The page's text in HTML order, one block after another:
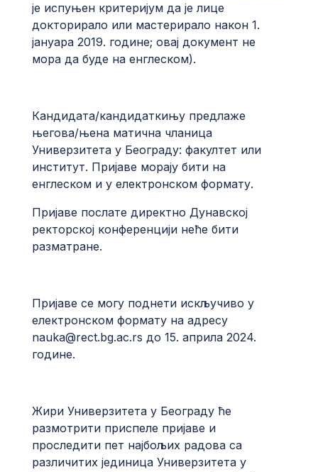
је испуњен критеријум да је лице
докторирало или мастерирало након 1.
јануара 2019. године; овај документ не
мора да буде на енглеском).
Кандидата/кандидаткињу предлаже
његова/њена матична чланица
Универзитета у Београду: факултет или
институт. Пријаве морају бити на
енглеском и у електронском формату.
Пријаве послате директно Дунавској
ректорској конференцији неће бити
разматране.
Пријаве се могу поднети искључиво у
електронском формату на адресу
nauka@rect.bg.ac.rs до 15. априла 2024.
године.
Жири Универзитета у Београду ће
размотрити приспеле пријаве и
проследити пет најбољих радова са
различитих јединица Универзитета у